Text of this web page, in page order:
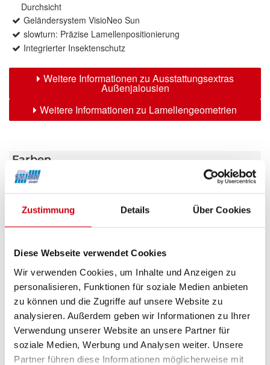
Zustimmung Details Über Cookies
Diese Webseite verwendet Cookies
Wir verwenden Cookies, um Inhalte und Anzeigen zu
personalisieren, Funktionen für soziale Medien anbieten
zu können und die Zugriffe auf unsere Website zu
analysieren. Außerdem geben wir Informationen zu Ihrer
Verwendung unserer Website an unsere Partner für
soziale Medien, Werbung und Analysen weiter. Unsere
Partner führen diese Informationen möglicherweise mit
Durchsicht
Geländersystem VisioNeo Sun
slowturn: Präzise Lamellenpositionierung
Integrierter Insektenschutz
Weitere Informationen zu Ausstattungsextras
Außenjalousien
Weitere Informationen zu Lamellengeometrien
Farben
Weitere Informationen